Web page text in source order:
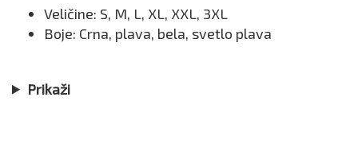
Veličine: S, M, L, XL, XXL, 3XL
Boje: Crna, plava, bela, svetlo plava
Prikaži